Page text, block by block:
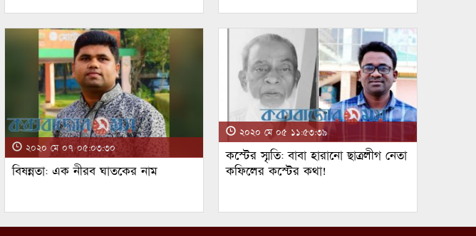
২০২০ মে ০৭ ০৫:০৩:৩০
বিষন্নতা: এক নীরব ঘাতকের নাম
২০২০ মে ০৫ ১১:৫৩:৩৯
কস্টের স্মৃতি: বাবা হারানো ছাত্রলীগ নেতা
কফিলের কস্টের কথা!